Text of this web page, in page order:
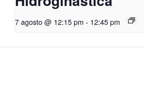
7 agosto @ 12:15 pm - 12:45 pm